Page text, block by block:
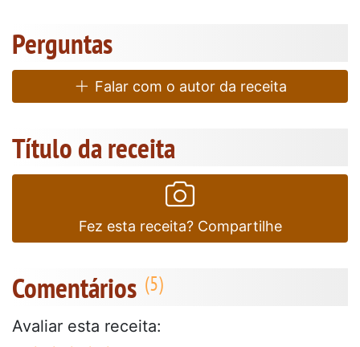
Perguntas
Falar com o autor da receita
Título da receita
Fez esta receita? Compartilhe
Comentários
Avaliar esta receita: